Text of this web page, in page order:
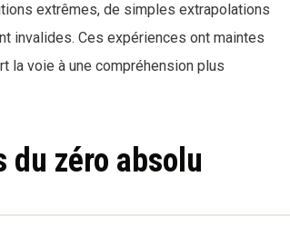
extrêmes, de simples extrapolations
invalides. Ces expériences ont maintes
la voie à une compréhension plus
du zéro absolu